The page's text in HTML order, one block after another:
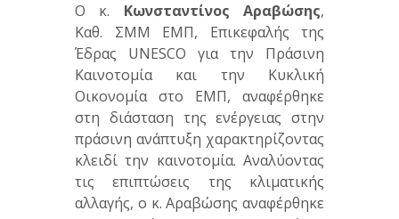
Ο κ. Κωνσταντίνος Αραβώσης,
Καθ. ΣΜΜ ΕΜΠ, Επικεφαλής της
Έδρας UNESCO για την Πράσινη
Καινοτομία και την Κυκλική
Οικονομία στο ΕΜΠ, αναφέρθηκε
στη διάσταση της ενέργειας στην
πράσινη ανάπτυξη χαρακτηρίζοντας
κλειδί την καινοτομία. Αναλύοντας
τις επιπτώσεις της κλιματικής
αλλαγής, ο κ. Αραβώσης αναφέρθηκε